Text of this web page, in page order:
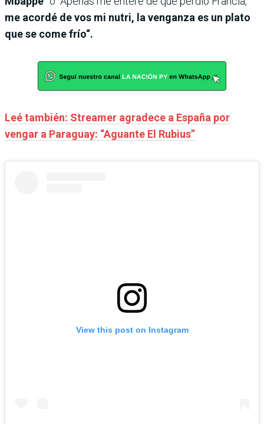
me acordé de vos mi nutri, la venganza es un plato
que se come frío“.
Leé también: Streamer agradece a España por
vengar a Paraguay: “Aguante El Rubius”
View this post on Instagram